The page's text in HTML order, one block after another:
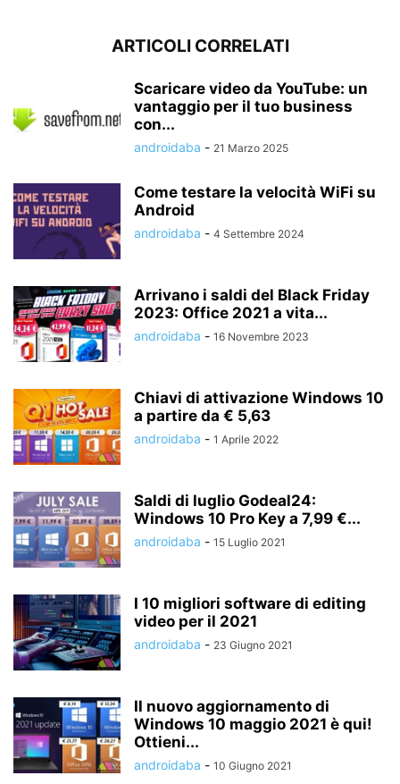
ARTICOLI CORRELATI
Scaricare video da YouTube: un
vantaggio per il tuo business
con...
androidaba - 21 Marzo 2025
Come testare la velocità WiFi su
Android
androidaba - 4 Settembre 2024
Arrivano i saldi del Black Friday
2023: Office 2021 a vita...
androidaba - 16 Novembre 2023
Chiavi di attivazione Windows 10
a partire da € 5,63
androidaba - 1 Aprile 2022
Saldi di luglio Godeal24:
Windows 10 Pro Key a 7,99 €...
androidaba - 15 Luglio 2021
I 10 migliori software di editing
video per il 2021
androidaba - 23 Giugno 2021
Il nuovo aggiornamento di
Windows 10 maggio 2021 è qui!
Ottieni...
androidaba - 10 Giugno 2021